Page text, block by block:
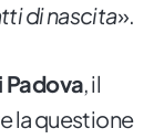
di nascita».
Padova, il
la questione